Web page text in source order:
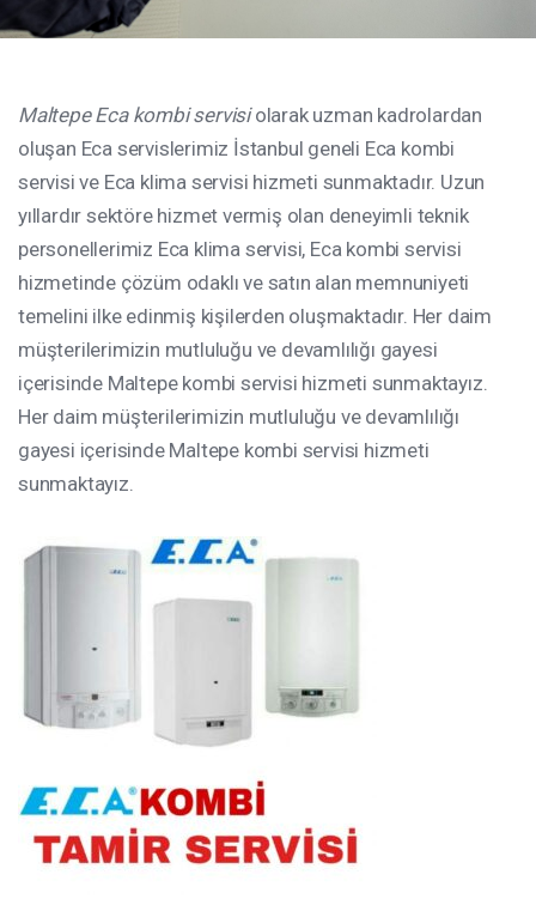
Maltepe Eca kombi servisiolarak uzman kadrolardan
oluşan Eca servislerimiz İstanbul geneli Eca kombi
servisi ve Eca klima servisi hizmeti sunmaktadır. Uzun
yıllardır sektöre hizmet vermiş olan deneyimli teknik
personellerimiz Eca klima servisi, Eca kombi servisi
hizmetinde çözüm odaklı ve satın alan memnuniyeti
temelini ilke edinmiş kişilerden oluşmaktadır. Her daim
müşterilerimizin mutluluğu ve devamlılığı gayesi
içerisinde Maltepe kombi servisi hizmeti sunmaktayız.
Her daim müşterilerimizin mutluluğu ve devamlılığı
gayesi içerisinde Maltepe kombi servisi hizmeti
sunmaktayız.